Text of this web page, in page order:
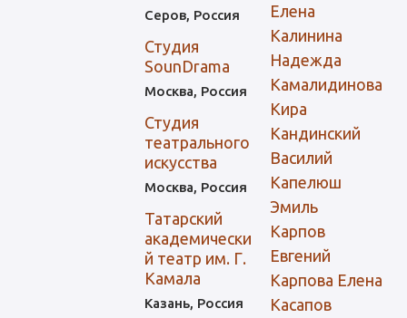
Серов, Россия
Студия
SounDrama
Москва, Россия
Студия
театрального
искусства
Москва, Россия
Татарский
академически
й театр им. Г.
Камала
Казань, Россия
Елена
Калинина
Надежда
Камалидинова
Кира
Кандинский
Василий
Капелюш
Эмиль
Карпов
Евгений
Карпова Елена
Касапов